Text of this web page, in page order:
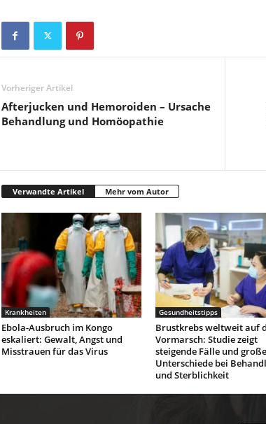
Vorheriger Artikel
Afterjucken und Hemoroiden – Ursache
Behandlung und Homöopathie
Verwandte Artikel Mehr vom Autor
Krankheiten
Ebola-Ausbruch im Kongo
eskaliert: Gewalt, Angst und
Misstrauen für das Virus
Gesundheitstipps
Brustkrebs weltweit auf
Vormarsch: Studie zeigt
steigende Fälle und große
Unterschiede bei
und Sterblichkeit